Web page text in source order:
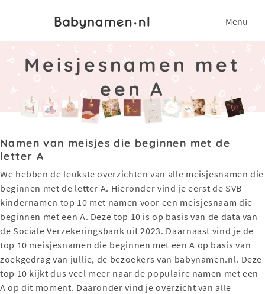
Menu
Meisjesnamen met
een A
Namen van meisjes die beginnen met de
letter A
We hebben de leukste overzichten van alle meisjesnamen die
beginnen met de letter A. Hieronder vind je eerst de SVB
kindernamen top 10 met namen voor een meisjesnaam die
beginnen met een A. Deze top 10 is op basis van de data van
de Sociale Verzekeringsbank uit 2023. Daarnaast vind je de
top 10 meisjesnamen die beginnen met een A op basis van
zoekgedrag van jullie, de bezoekers van babynamen.nl. Deze
top 10 kijkt dus veel meer naar de populaire namen met een
A op dit moment. Daaronder vind je overzicht van alle